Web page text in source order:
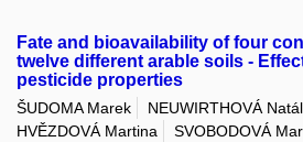
Fate and bioavailability of four
twelve different arable soils -
pesticide properties
ŠUDOMA Marek
NEUWIRTHOVÁ
HVĚZDOVÁ Martina
SVOBODOVÁ